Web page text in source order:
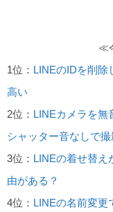
≪
1位： LINEのIDを削除
高い
2位： LINEカメラを無
シャッター音なしで撮
3位： LINEの着せ替え
由がある？
4位： LINEの名前変更